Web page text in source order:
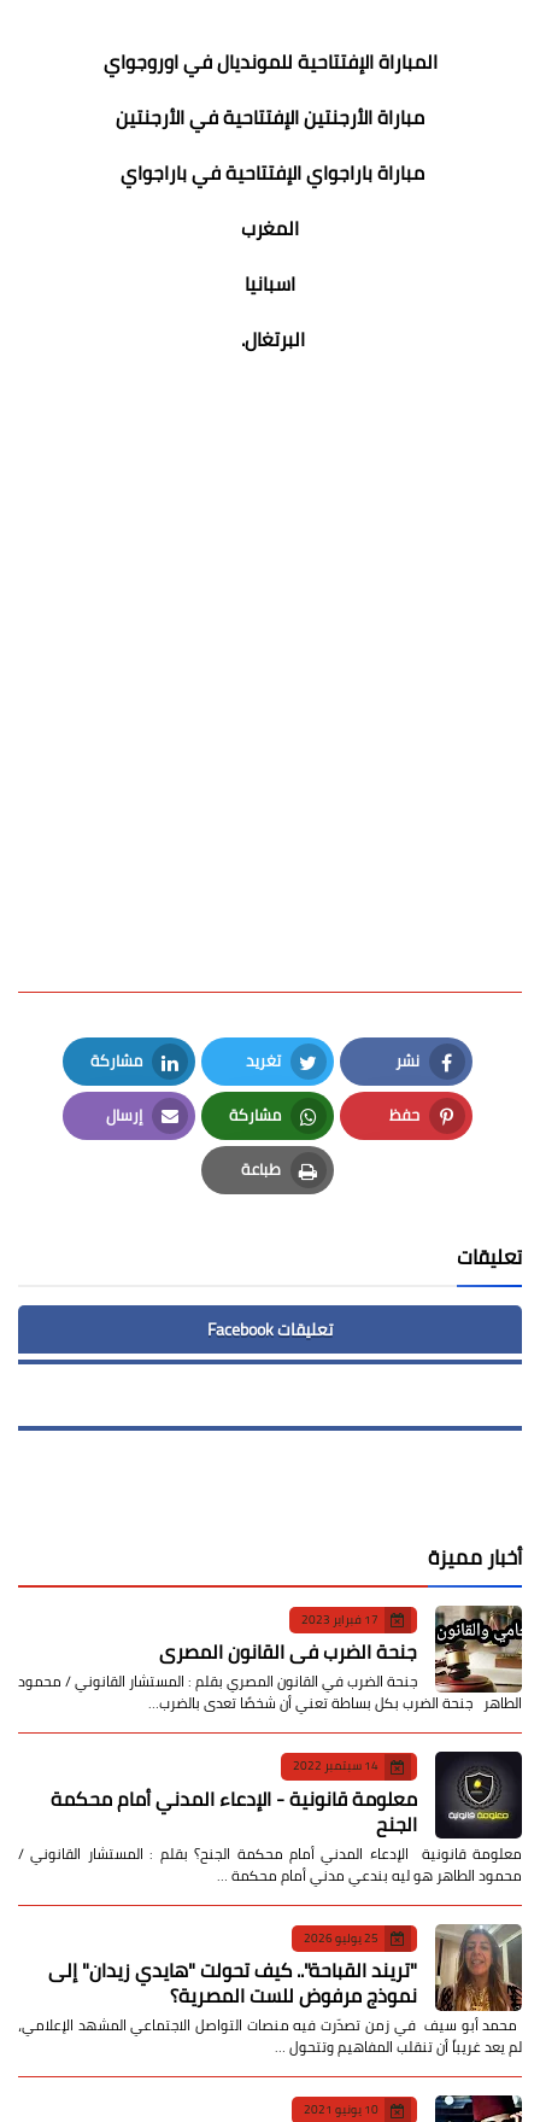
المباراة الإفتتاحية للمونديال في اوروجواي
مباراة الأرجنتين الإفتتاحية في الأرجنتين
مباراة باراجواي الإفتتاحية في باراجواي
المغرب
اسبانيا
البرتغال.
نشر
Facebook
تغريد
Twitter
مشاركة
LinkedIn
حفظ
Pinterest
مشاركة
Whatsapp
إرسال
Email
طباعة
Print
تعليقات
تعليقات Facebook
أخبار مميزة
17 فبراير 2023
جنحة الضرب في القانون المصري
جنحة الضرب في القانون المصري بقلم : المستشار القانوني / محمود
الطاهر جنحة الضرب بكل بساطة تعني أن شخصًا تعدى بالضرب…
14 سبتمبر 2022
معلومة قانونية - الإدعاء المدني أمام محكمة
الجنح
معلومة قانونية الإدعاء المدني أمام محكمة الجنح؟ بقلم : المستشار القانوني /
محمود الطاهر هو ليه بندعي مدني أمام محكمة …
25 يوليو 2026
​"تريند القباحة".. كيف تحولت "هايدي زيدان" إلى
نموذج مرفوض للست المصرية؟
​ محمد أبو سيف ​في زمن تصدّرت فيه منصات التواصل الاجتماعي المشهد الإعلامي،
لم يعد غريباً أن تنقلب المفاهيم وتتحول …
10 يونيو 2021